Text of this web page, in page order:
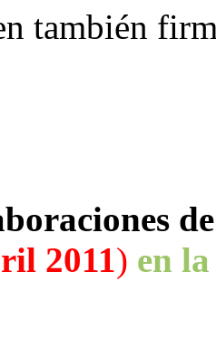
también
de
2011) en